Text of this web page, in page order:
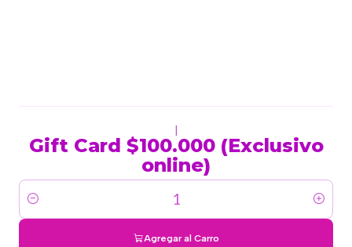
Gift Card $100.000 (Exclusivo
online)
Cantidad
Agregar al Carro